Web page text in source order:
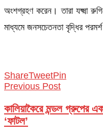
অংশগ্রহণ করেন। তারা যক্ষ্মা
মাধ্যমে জনসচেতনতা বৃদ্ধির
ShareTweetPin
Previous Post
কালিয়াকৈরে মন্ডল গ্রুপের
‘ফাটল’